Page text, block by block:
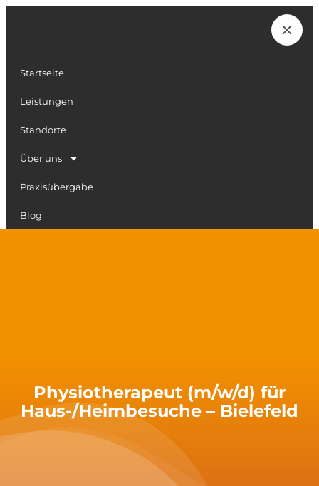
Zum
Startseite
Leistungen
Standorte
Über uns
Praxisübergabe
Blog
Physiotherapeut (m/w/d) für
Haus-/Heimbesuche – Bielefeld